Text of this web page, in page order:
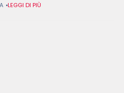
che ha polarizzato il paese e
LEGGI DI PIÙ